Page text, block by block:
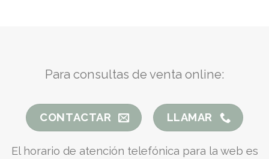
Para consultas de venta online:
CONTACTAR LLAMAR
El horario de atención telefónica para la web es